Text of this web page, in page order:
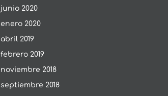
junio 2020
enero 2020
abril 2019
febrero 2019
noviembre 2018
septiembre 2018